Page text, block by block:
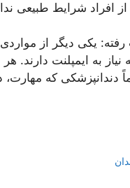
افراد شرایط طبیعی
یکی دیگر از مواردی
به ایمپلنت دارند.
دندانپزشکی که